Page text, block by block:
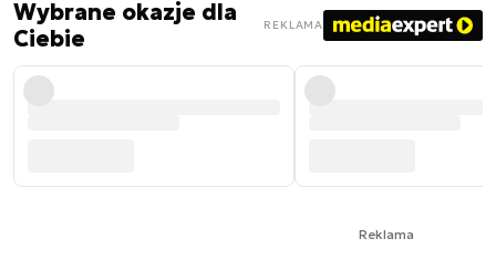
Wybrane okazje dla
Ciebie
REKLAMA
Reklama